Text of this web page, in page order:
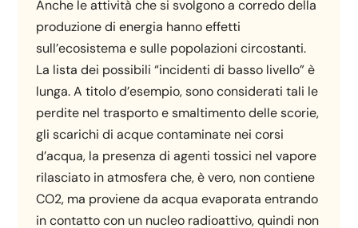
Anche le attività che si svolgono a corredo della
produzione di energia hanno effetti
sull’ecosistema e sulle popolazioni circostanti.
La lista dei possibili “incidenti di basso livello” è
lunga. A titolo d’esempio, sono considerati tali le
perdite nel trasporto e smaltimento delle scorie,
gli scarichi di acque contaminate nei corsi
d’acqua, la presenza di agenti tossici nel vapore
rilasciato in atmosfera che, è vero, non contiene
CO2, ma proviene da acqua evaporata entrando
in contatto con un nucleo radioattivo, quindi non